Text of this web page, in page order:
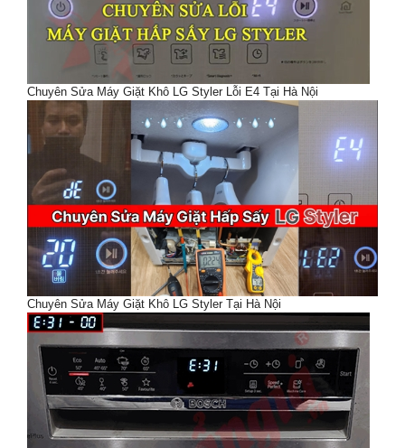
Chuyên Sửa Máy Giặt Khô LG Styler Lỗi E4 Tại Hà Nội
Chuyên Sửa Máy Giặt Khô LG Styler Tại Hà Nội